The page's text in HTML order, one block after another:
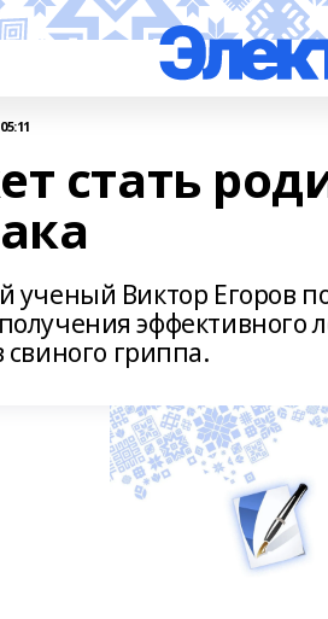
стать
ученый Виктор Егоров
эффективного
гриппа.